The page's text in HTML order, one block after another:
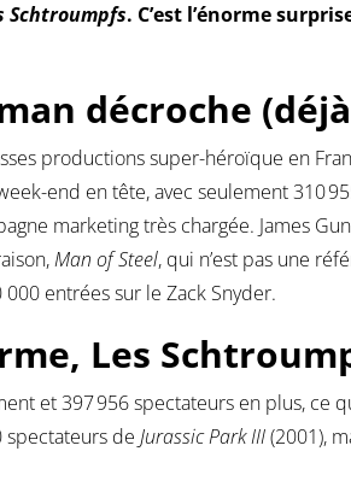
Schtroumpfs. C’est l’énorme
décroche
productions super-héroïque en
end en tête, avec seulement 310
marketing très chargée. James
Man of Steel, qui n’est pas une
entrées sur le Zack Snyder.
Les
et 397 956 spectateurs en plus, ce
spectateurs de Jurassic Park III(2001),